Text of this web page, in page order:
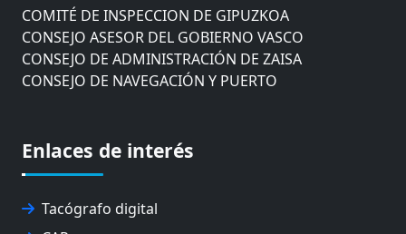
COMITÉ DE INSPECCION DE GIPUZKOA
CONSEJO ASESOR DEL GOBIERNO VASCO
CONSEJO DE ADMINISTRACIÓN DE ZAISA
CONSEJO DE NAVEGACIÓN Y PUERTO
EXPOLOGÍSTICA
FEVATRANS (FEDERACIÓN VASCA DE TRANSPORTES)
GIZLOGA
JUNTA ARBITRAL DEL TRANSPORTE DE GIPUZKOA
Enlaces de interés
Tacógrafo digital